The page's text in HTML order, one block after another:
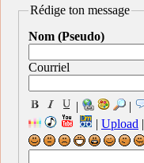
Rédige ton message
Nom (Pseudo)
Courriel
| |
| Upload |